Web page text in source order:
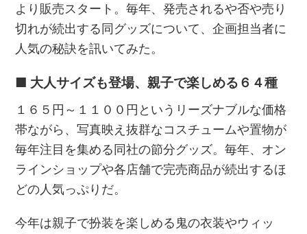
より販売スタート。毎年、発売されるや否や売り
切れが続出する同グッズについて、企画担当者に
人気の秘訣を訊いてみた。
■ 大人サイズも登場、親子で楽しめる６４種
１６５円～１１００円というリーズナブルな価格
帯ながら、写真映え抜群なコスチュームや置物が
毎年注目を集める同社の節分グッズ。毎年、オン
ラインショップや各店舗で完売商品が続出するほ
どの人気っぷりだ。
今年は親子で扮装を楽しめる鬼の衣装やウィッ